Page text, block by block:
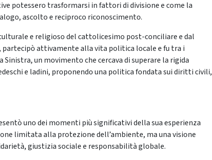
potessero trasformarsi in fattori di divisione e come la
ascolto e reciproco riconoscimento.
e religioso del cattolicesimo post-conciliare e dal
attivamente alla vita politica locale e fu tra i
un movimento che cercava di superare la rigida
e ladini, proponendo una politica fondata sui diritti civili,
uno dei momenti più significativi della sua esperienza
limitata alla protezione dell’ambiente, ma una visione
giustizia sociale e responsabilità globale.